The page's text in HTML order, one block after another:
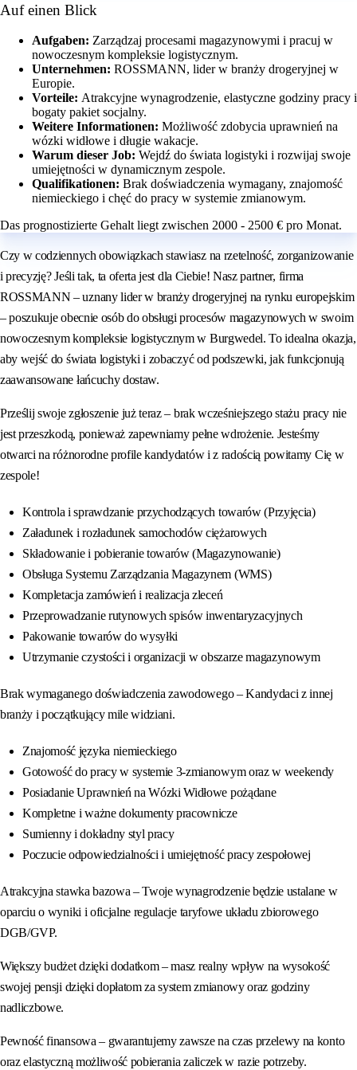
Auf einen Blick
Aufgaben: Zarządzaj procesami magazynowymi i pracuj w
nowoczesnym kompleksie logistycznym.
Unternehmen: ROSSMANN, lider w branży drogeryjnej w
Europie.
Vorteile: Atrakcyjne wynagrodzenie, elastyczne godziny pracy i
bogaty pakiet socjalny.
Weitere Informationen: Możliwość zdobycia uprawnień na
wózki widłowe i długie wakacje.
Warum dieser Job: Wejdź do świata logistyki i rozwijaj swoje
umiejętności w dynamicznym zespole.
Qualifikationen: Brak doświadczenia wymagany, znajomość
niemieckiego i chęć do pracy w systemie zmianowym.
Das prognostizierte Gehalt liegt zwischen 2000 - 2500 € pro Monat.
Czy w codziennych obowiązkach stawiasz na rzetelność, zorganizowanie
i precyzję? Jeśli tak, ta oferta jest dla Ciebie! Nasz partner, firma
ROSSMANN – uznany lider w branży drogeryjnej na rynku europejskim
– poszukuje obecnie osób do obsługi procesów magazynowych w swoim
nowoczesnym kompleksie logistycznym w Burgwedel. To idealna okazja,
aby wejść do świata logistyki i zobaczyć od podszewki, jak funkcjonują
zaawansowane łańcuchy dostaw.
Prześlij swoje zgłoszenie już teraz – brak wcześniejszego stażu pracy nie
jest przeszkodą, ponieważ zapewniamy pełne wdrożenie. Jesteśmy
otwarci na różnorodne profile kandydatów i z radością powitamy Cię w
zespole!
Kontrola i sprawdzanie przychodzących towarów (Przyjęcia)
Załadunek i rozładunek samochodów ciężarowych
Składowanie i pobieranie towarów (Magazynowanie)
Obsługa Systemu Zarządzania Magazynem (WMS)
Kompletacja zamówień i realizacja zleceń
Przeprowadzanie rutynowych spisów inwentaryzacyjnych
Pakowanie towarów do wysyłki
Utrzymanie czystości i organizacji w obszarze magazynowym
Brak wymaganego doświadczenia zawodowego – Kandydaci z innej
branży i początkujący mile widziani.
Znajomość języka niemieckiego
Gotowość do pracy w systemie 3-zmianowym oraz w weekendy
Posiadanie Uprawnień na Wózki Widłowe pożądane
Kompletne i ważne dokumenty pracownicze
Sumienny i dokładny styl pracy
Poczucie odpowiedzialności i umiejętność pracy zespołowej
Atrakcyjna stawka bazowa – Twoje wynagrodzenie będzie ustalane w
oparciu o wyniki i oficjalne regulacje taryfowe układu zbiorowego
DGB/GVP.
Większy budżet dzięki dodatkom – masz realny wpływ na wysokość
swojej pensji dzięki dopłatom za system zmianowy oraz godziny
nadliczbowe.
Pewność finansowa – gwarantujemy zawsze na czas przelewy na konto
oraz elastyczną możliwość pobierania zaliczek w razie potrzeby.